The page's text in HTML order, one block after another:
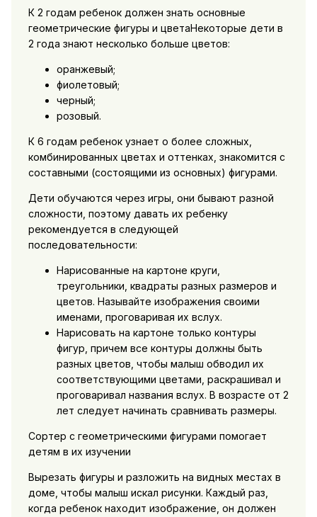
К 2 годам ребенок должен знать основные
геометрические фигуры и цветаНекоторые дети в
2 года знают несколько больше цветов:
оранжевый;
фиолетовый;
черный;
розовый.
К 6 годам ребенок узнает о более сложных,
комбинированных цветах и оттенках, знакомится с
составными (состоящими из основных) фигурами.
Дети обучаются через игры, они бывают разной
сложности, поэтому давать их ребенку
рекомендуется в следующей
последовательности:
Нарисованные на картоне круги,
треугольники, квадраты разных размеров и
цветов. Называйте изображения своими
именами, проговаривая их вслух.
Нарисовать на картоне только контуры
фигур, причем все контуры должны быть
разных цветов, чтобы малыш обводил их
соответствующими цветами, раскрашивал и
проговаривал названия вслух. В возрасте от 2
лет следует начинать сравнивать размеры.
Сортер с геометрическими фигурами помогает
детям в их изучении
Вырезать фигуры и разложить на видных местах в
доме, чтобы малыш искал рисунки. Каждый раз,
когда ребенок находит изображение, он должен